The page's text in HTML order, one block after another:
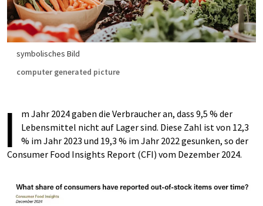
symbolisches Bild
computer generated picture
I
m Jahr 2024 gaben die Verbraucher an, dass 9,5 % der
Lebensmittel nicht auf Lager sind. Diese Zahl ist von 12,3
% im Jahr 2023 und 19,3 % im Jahr 2022 gesunken, so der
Consumer Food Insights Report (CFI) vom Dezember 2024.